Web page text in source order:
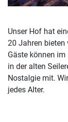
Unser Hof hat
20 Jahren bieten
Gäste können
in der alten
Nostalgie mit.
jedes Alter.